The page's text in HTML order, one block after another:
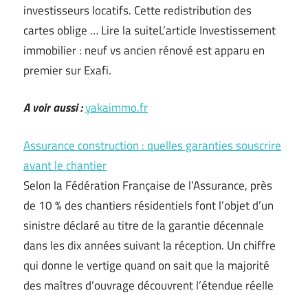
investisseurs locatifs. Cette redistribution des
cartes oblige … Lire la suiteL’article Investissement
immobilier : neuf vs ancien rénové est apparu en
premier sur Exafi.
A voir aussi :yakaimmo.fr
Assurance construction : quelles garanties souscrire
avant le chantier
Selon la Fédération Française de l’Assurance, près
de 10 % des chantiers résidentiels font l’objet d’un
sinistre déclaré au titre de la garantie décennale
dans les dix années suivant la réception. Un chiffre
qui donne le vertige quand on sait que la majorité
des maîtres d’ouvrage découvrent l’étendue réelle